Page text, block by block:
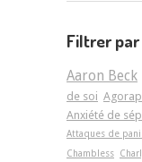
Filtrer
Aaron Beck
de soi
Anxiété de
Attaques de
Chambless